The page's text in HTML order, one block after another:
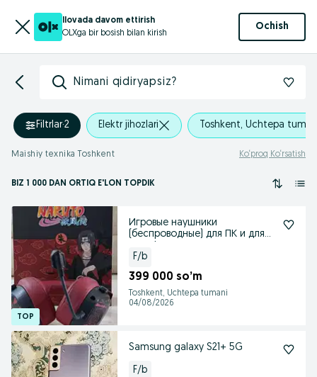
Ilovada davom ettirish
OLXga bir bosish bilan kirish
Ochish
Nimani qidiryapsiz?
Filtrlar·2 Elektr jihozlari Toshkent, Uchtepa
Maishiy texnika Toshkent Ko‘proq Ko‘rsatish
BIZ 1 000 DAN ORTIQ E'LON TOPDIK
Игровые наушники
(беспроводные) для ПК и для
F/b
399 000 so’m
Toshkent, Uchtepa tumani
04/08/2026
Samsung galaxy S21+ 5G
F/b